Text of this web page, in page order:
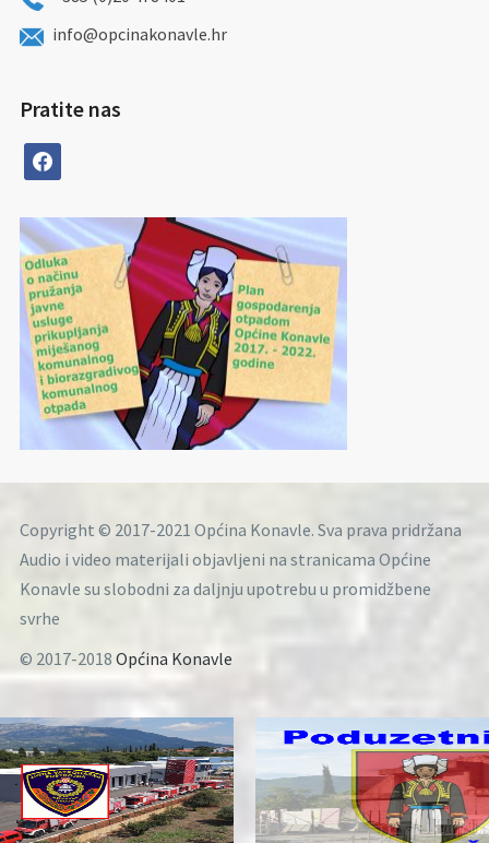
info@opcinakonavle.hr
Pratite nas
facebook
Copyright © 2017-2021 Općina Konavle. Sva prava pridržana
Audio i video materijali objavljeni na stranicama Općine
Konavle su slobodni za daljnju upotrebu u promidžbene
svrhe
© 2017-2018 Općina Konavle